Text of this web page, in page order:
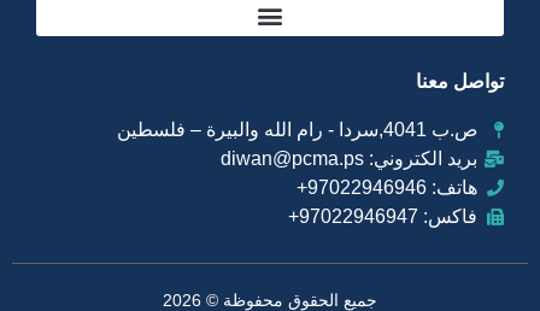
تواصل معنا
ص.ب 4041,سردا - رام الله والبيرة – فلسطين
بريد الكتروني: diwan@pcma.ps
هاتف: 97022946946+
فاكس: 97022946947+
جميع الحقوق محفوظة © 2026